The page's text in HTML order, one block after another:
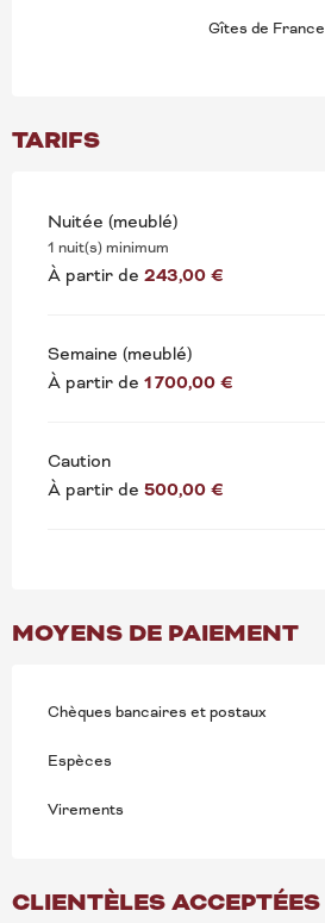
Gîtes de France
TARIFS
Nuitée (meublé)
1 nuit(s) minimum
À partir de 243,00 €
Semaine (meublé)
À partir de 1 700,00 €
Caution
À partir de 500,00 €
MOYENS DE PAIEMENT
Chèques bancaires et postaux
Espèces
Virements
CLIENTÈLES ACCEPTÉES